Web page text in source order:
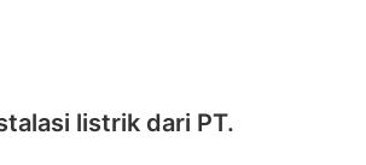
listrik dari PT.